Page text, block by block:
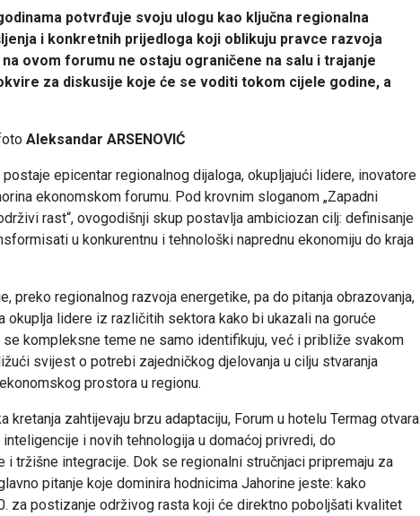
potvrđuje svoju ulogu kao ključna regionalna
i konkretnih prijedloga koji oblikuju pravce razvoja
ovom forumu ne ostaju ograničene na salu i trajanje
za diskusije koje će se voditi tokom cijele godine, a
Aleksandar ARSENOVIĆ
epicentar regionalnog dijaloga, okupljajući lidere, inovatore
ekonomskom forumu. Pod krovnim sloganom „Zapadni
rast“, ovogodišnji skup postavlja ambiciozan cilj: definisanje
u konkurentnu i tehnološki naprednu ekonomiju do kraja
preko regionalnog razvoja energetike, pa do pitanja obrazovanja,
okuplja lidere iz različitih sektora kako bi ukazali na goruće
kompleksne teme ne samo identifikuju, već i približe svakom
svijest o potrebi zajedničkog djelovanja u cilju stvaranja
prostora u regionu.
kretanja zahtijevaju brzu adaptaciju, Forum u hotelu Termag otvara
i novih tehnologija u domaćoj privredi, do
tržišne integracije. Dok se regionalni stručnjaci pripremaju za
pitanje koje dominira hodnicima Jahorine jeste: kako
za postizanje održivog rasta koji će direktno poboljšati kvalitet